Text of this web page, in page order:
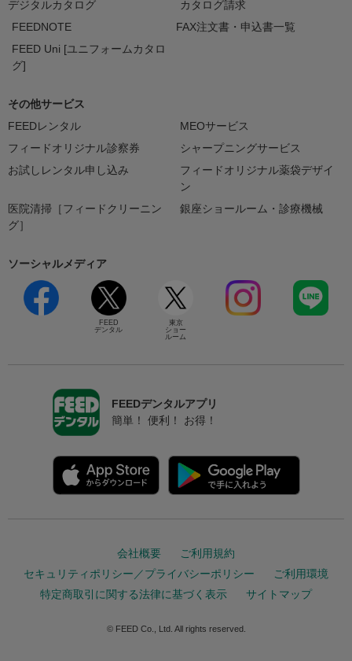
デジタルカタログ
カタログ請求
FEEDNOTE
FAX注文書・申込書一覧
FEED Uni [ユニフォームカタロ
グ]
その他サービス
FEEDレンタル
MEOサービス
フィードオリジナル診察券
シャープニングサービス
お試しレンタル申し込み
フィードオリジナル薬袋デザイ
ン
医院清掃［フィードクリーニン
グ］
銀座ショールーム・診療機械
ソーシャルメディア
FEED
デンタル
東京
ショー
ルーム
FEEDデンタルアプリ
簡単！ 便利！ お得！
会社概要
ご利用規約
セキュリティポリシー／プライバシーポリシー
ご利用環境
特定商取引に関する法律に基づく表示
サイトマップ
© FEED Co., Ltd. All rights reserved.